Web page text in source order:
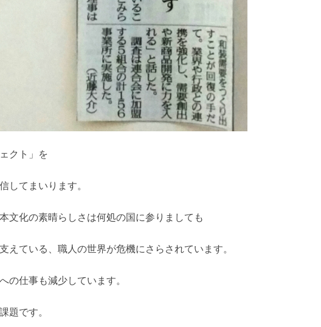
クト」を
してまいります。
文化の素晴らしさは何処の国に参りましても
えている、職人の世界が危機にさらされています。
の仕事も減少しています。
題です。